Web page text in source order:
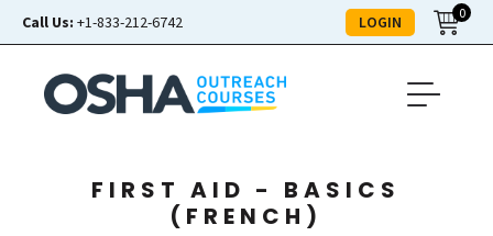
Call Us: +1-833-212-6742 LOGIN 0
FIRST AID - BASICS
(FRENCH)